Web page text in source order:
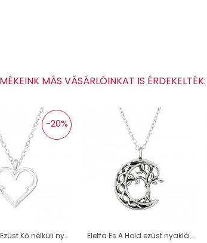
MÁS VÁSÁRLÓINKAT IS ÉRDEKELTÉK:
Szív - 925 Ezüst Kő nélküli nyakláncok A4S44683
-20%
Életfa És A Hold ezüst nyaklánc - 925 Ezüst Kő Nélküli Nyakláncok A4S45593